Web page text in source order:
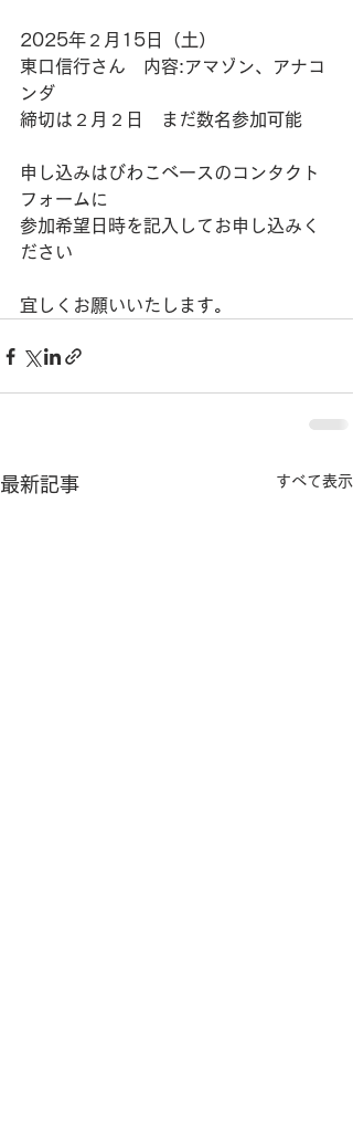
2025年２月15日（土）
東口信行さん　内容:アマゾン、アナコ
ンダ
締切は２月２日　まだ数名参加可能
申し込みはびわこベースのコンタクト
フォームに
参加希望日時を記入してお申し込みく
ださい
宜しくお願いいたします。
最新記事 すべて表示